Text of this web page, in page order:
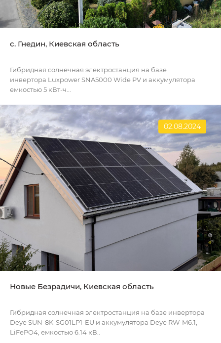
с. Гнедин, Киевская область
Гибридная солнечная электростанция на базе
инвертора Luxpower SNA5000 Wide PV и аккумулятора
емкостью 5 кВт-ч...
02.08.2024
Новые Безрадичи, Киевская область
Гибридная солнечная электростанция на базе инвертора
Deye SUN-8K-SG01LP1-EU и аккумулятора Deye RW-M6.1,
LiFePO4, емкостью 6.14 кВ..